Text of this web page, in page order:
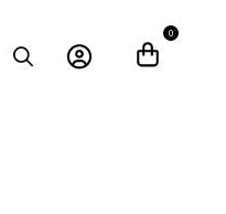
0